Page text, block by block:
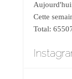
Cette
Total: